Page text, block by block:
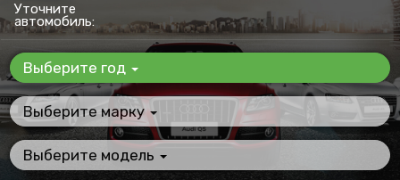
Уточните
автомобиль:
Выберите год
Выберите марку
Выберите модель